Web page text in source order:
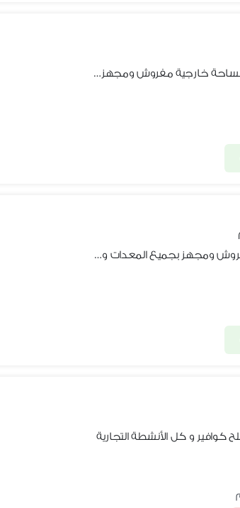
للإيجــــــار كافي شوب 80 م + مساحة خارجية مفروش ومجهز بجميع المعدات والأجهزة
للإيجــــــار كافي شوب 150م مفروش ومجهز بجميع المعدات والأجهزة موقع حيوي جدًا بالقرب من المريوطية بين فيصل والهرم